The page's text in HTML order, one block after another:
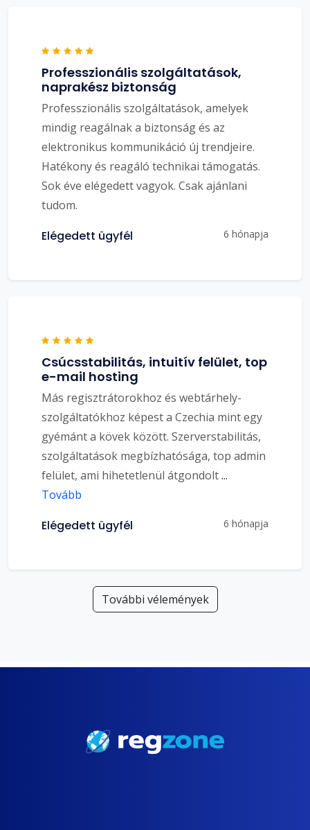
Professzionális szolgáltatások,
naprakész biztonság
Professzionális szolgáltatások, amelyek
mindig reagálnak a biztonság és az
elektronikus kommunikáció új trendjeire.
Hatékony és reagáló technikai támogatás.
Sok éve elégedett vagyok. Csak ajánlani
tudom.
Elégedett ügyfél 6 hónapja
Csúcsstabilitás, intuitív felület, top
e-mail hosting
Más regisztrátorokhoz és webtárhely-
szolgáltatókhoz képest a Czechia mint egy
gyémánt a kövek között. Szerverstabilitás,
szolgáltatások megbízhatósága, top admin
felület, ami hihetetlenül átgondolt...
Tovább
Elégedett ügyfél 6 hónapja
További vélemények